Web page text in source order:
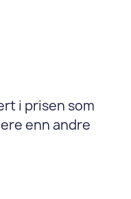
i prisen som
enn andre